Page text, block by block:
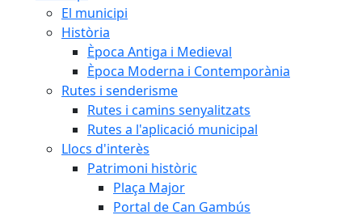
El municipi
Història
Època Antiga i Medieval
Època Moderna i Contemporània
Rutes i senderisme
Rutes i camins senyalitzats
Rutes a l'aplicació municipal
Llocs d'interès
Patrimoni històric
Plaça Major
Portal de Can Gambús